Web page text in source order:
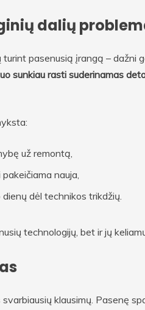
dalių
pasenusią įrangą – dažni
sunkiau rasti suderinamas
už remontą,
nauja,
dėl technikos trikdžių.
technologijų, bet ir jų
klausimų. Pasenę